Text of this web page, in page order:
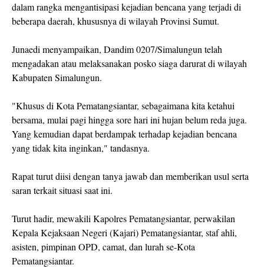
dalam rangka mengantisipasi kejadian bencana yang terjadi di
beberapa daerah, khususnya di wilayah Provinsi Sumut.
Junaedi menyampaikan, Dandim 0207/Simalungun telah
mengadakan atau melaksanakan posko siaga darurat di wilayah
Kabupaten Simalungun.
"Khusus di Kota Pematangsiantar, sebagaimana kita ketahui
bersama, mulai pagi hingga sore hari ini hujan belum reda juga.
Yang kemudian dapat berdampak terhadap kejadian bencana
yang tidak kita inginkan," tandasnya.
Rapat turut diisi dengan tanya jawab dan memberikan usul serta
saran terkait situasi saat ini.
Turut hadir, mewakili Kapolres Pematangsiantar, perwakilan
Kepala Kejaksaan Negeri (Kajari) Pematangsiantar, staf ahli,
asisten, pimpinan OPD, camat, dan lurah se-Kota
Pematangsiantar.